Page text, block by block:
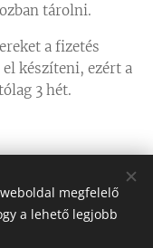
tárolni.
a fizetés
készíteni, ezért a
3 hét.
megfelelő
a lehető legjobb